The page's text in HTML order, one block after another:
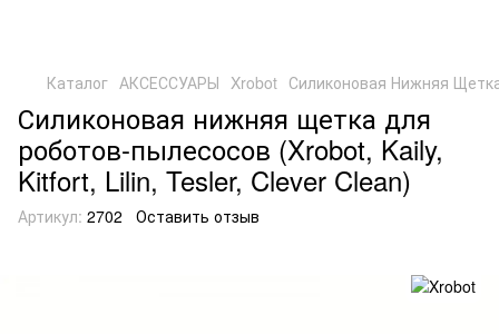
Каталог АКСЕССУАРЫ Xrobot Силиконовая Нижняя
Силиконовая нижняя щетка для
роботов-пылесосов (Xrobot, Kaily,
Kitfort, Lilin, Tesler, Clever Clean)
Артикул: 2702 Оставить отзыв